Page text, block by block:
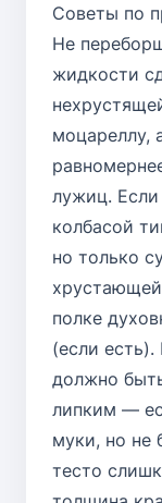
Советы по
Не
жидкости
моцареллу,
лужиц. Если
колбасой
но только
полке
(если
должно
липким —
муки, но не
тесто